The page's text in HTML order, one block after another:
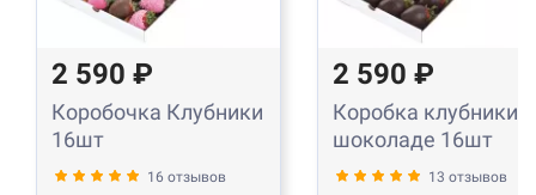
2 590 ₽
Коробочка Клубники
16шт
16 отзывов
2 590 ₽
Коробка клубники в
шоколаде 16шт
13 отзывов